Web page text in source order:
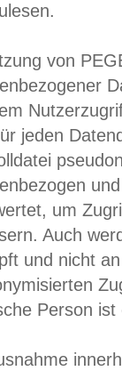
von
jeden
um
Auch
und nicht
Person